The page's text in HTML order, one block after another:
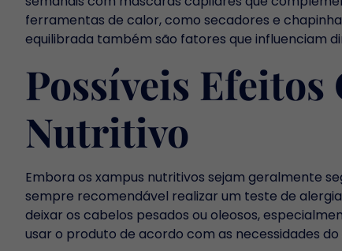
ferramentas de calor, como secadores e
equilibrada também são fatores que influenciam
Possíveis
Nutritivo
Embora os xampus nutritivos sejam geralmente
sempre recomendável realizar um teste de
deixar os cabelos pesados ou oleosos,
usar o produto de acordo com as necessidades do